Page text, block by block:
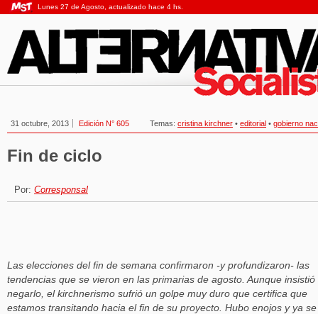
Lunes 27 de Agosto, actualizado hace 4 hs.
31 octubre, 2013 Edición N° 605 Temas: cristina kirchner • editorial • gobierno
Fin de ciclo
Por: Corresponsal
Las elecciones del fin de semana confirmaron -y profundizaron- las
tendencias que se vieron en las primarias de agosto. Aunque insistió
negarlo, el kirchnerismo sufrió un golpe muy duro que certifica que
estamos transitando hacia el fin de su proyecto. Hubo enojos y ya se